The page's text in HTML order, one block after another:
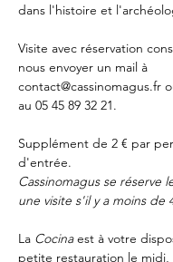
dans l'histoire et
Visite avec réservation
nous envoyer un mail à
contact@cassinomagus.fr
au 05 45 89 32 21.
Supplément de 2 € par
d'entrée.
Cassinomagus se réserve
une visite s'il y a moins de
La Cocina est à votre
petite restauration le midi,